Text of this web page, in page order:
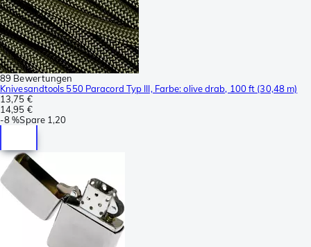
89 Bewertungen
Knivesandtools 550 Paracord Typ III, Farbe: olive drab, 100 ft (30,48 m)
13,75 €
14,95 €
-8 %Spare 1,20